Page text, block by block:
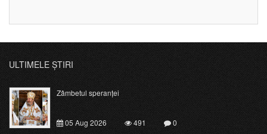
ULTIMELE ȘTIRI
Zâmbetul speranței
05 Aug 2026 491
0